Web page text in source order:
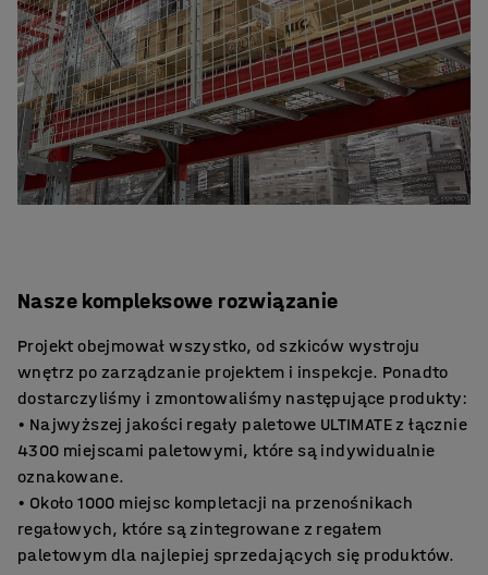
Nasze kompleksowe rozwiązanie
Projekt obejmował wszystko, od szkiców wystroju
wnętrz po zarządzanie projektem i inspekcje. Ponadto
dostarczyliśmy i zmontowaliśmy następujące produkty:
• Najwyższej jakości regały paletowe ULTIMATE z łącznie
4300 miejscami paletowymi, które są indywidualnie
oznakowane.
• Około 1000 miejsc kompletacji na przenośnikach
regałowych, które są zintegrowane z regałem
paletowym dla najlepiej sprzedających się produktów.